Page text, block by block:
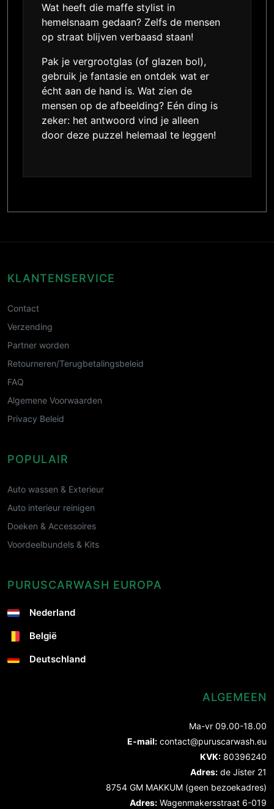
Wat heeft die maffe stylist in
hemelsnaam gedaan? Zelfs de mensen
op straat blijven verbaasd staan!
Pak je vergrootglas (of glazen bol),
gebruik je fantasie en ontdek wat er
écht aan de hand is. Wat zien de
mensen op de afbeelding? Eén ding is
zeker: het antwoord vind je alleen
door deze puzzel helemaal te leggen!
KLANTENSERVICE
Contact
Verzending
Partner worden
Retourneren/Terugbetalingsbeleid
FAQ
Algemene Voorwaarden
Privacy Beleid
POPULAIR
Auto wassen & Exterieur
Auto interieur reinigen
Doeken & Accessoires
Voordeelbundels & Kits
PURUSCARWASH EUROPA
Nederland
België
Deutschland
ALGEMEEN
Ma-vr 09.00-18.00
E-mail: contact@puruscarwash.eu
KVK: 80396240
Adres: de Jister 21
8754 GM MAKKUM (geen bezoekadres)
Adres: Wagenmakersstraat 6-019